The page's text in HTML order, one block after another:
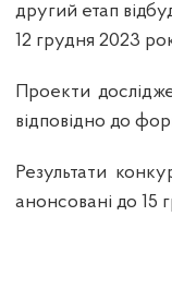
другий етап
12 грудня 2023
Проекти
відповідно до
Результати
анонсовані до 15